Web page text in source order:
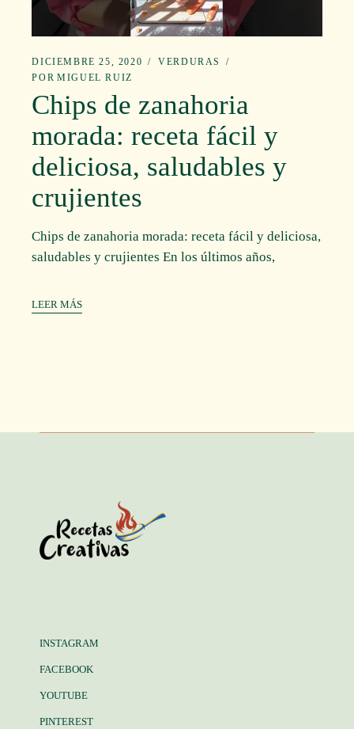
DICIEMBRE 25, 2020
VERDURAS
POR MIGUEL RUIZ
Chips de zanahoria
morada: receta fácil y
deliciosa, saludables y
crujientes
Chips de zanahoria morada: receta fácil y deliciosa,
saludables y crujientes En los últimos años,
LEER MÁS
INSTAGRAM
FACEBOOK
YOUTUBE
PINTEREST